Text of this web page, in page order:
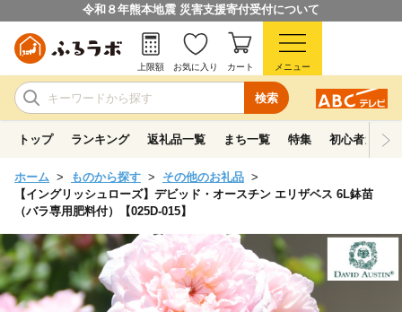
令和８年熊本地震 災害支援寄付受付について
検索
上限額 お気に入り カート メニュー
トップ ランキング 返礼品一覧 まち一覧 特集 初心者ガイド
ホーム ものから探す
その他のお礼品
【イングリッシュローズ】デビッド・オースチン エリザベス 6L鉢苗
（バラ専用肥料付）【025D-015】